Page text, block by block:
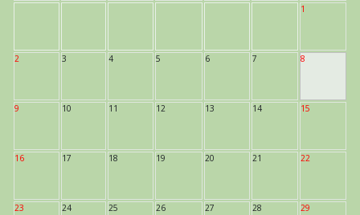
1
2 3 4 5 6 7 8
9 10 11 12 13 14 15
16 17 18 19 20 21 22
23 24 25 26 27 28 29